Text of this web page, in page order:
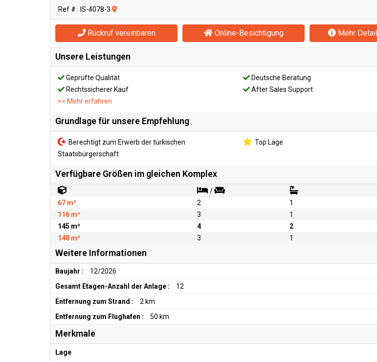
Ref # : IS-4078-3
Rückruf vereinbaren Online-Besichtigung Mehr
Unsere Leistungen
Geprüfte Qualität Deutsche Beratung
Rechtssicherer Kauf
After Sales Support
>> Mehr erfahren
Grundlage für unsere Empfehlung
Berechtigt zum Erwerb der türkischen
Staatsbürgerschaft
Top Lage
Verfügbare Größen im gleichen Komplex
/
67 m²
2 1
116 m²
3 1
145 m²
4 2
148 m²
3 1
Weitere Informationen
Baujahr :
12/2026
Gesamt Etagen-Anzahl der Anlage :
12
Entfernung zum Strand :
2 km
Entfernung zum Flughafen :
50 km
Merkmale
Lage